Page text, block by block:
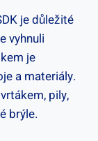
je důležité
vyhnuli
je
a materiály.
pily,
brýle.